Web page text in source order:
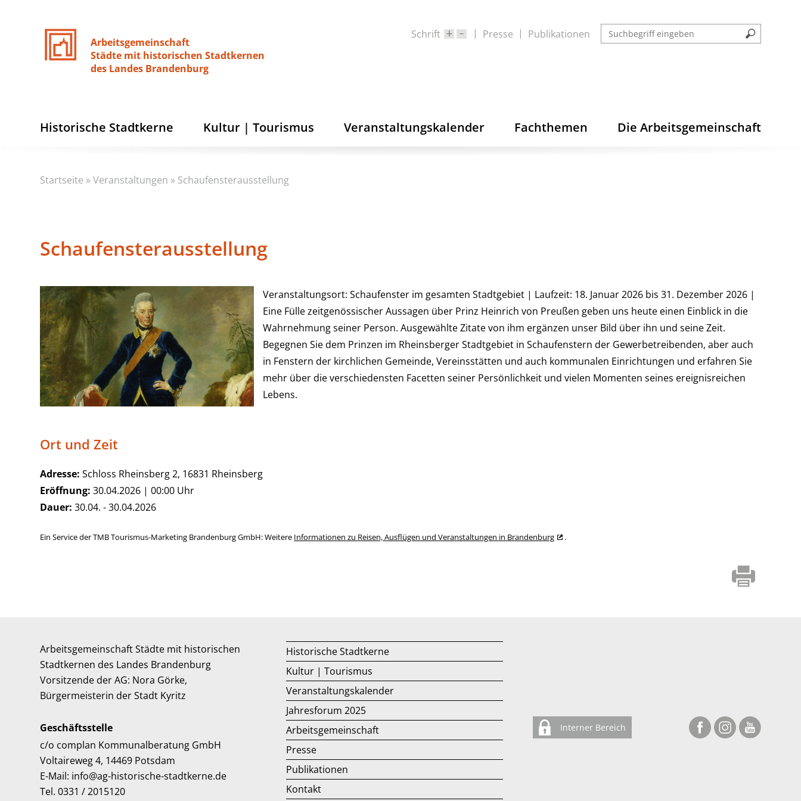
Arbeitsgemeinschaft
Städte mit historischen Stadtkernen
des Landes Brandenburg
Schrift Presse Publikationen
Historische Stadtkerne Kultur | Tourismus Veranstaltungskalender Fachthemen Die Arbeitsgemeinschaft
Startseite »Veranstaltungen » Schaufensterausstellung
Schaufensterausstellung
Veranstaltungsort: Schaufenster im gesamten Stadtgebiet | Laufzeit: 18. Januar 2026 bis 31. Dezember 2026 |
Eine Fülle zeitgenössischer Aussagen über Prinz Heinrich von Preußen geben uns heute einen Einblick in die
Wahrnehmung seiner Person. Ausgewählte Zitate von ihm ergänzen unser Bild über ihn und seine Zeit.
Begegnen Sie dem Prinzen im Rheinsberger Stadtgebiet in Schaufenstern der Gewerbetreibenden, aber auch
in Fenstern der kirchlichen Gemeinde, Vereinsstätten und auch kommunalen Einrichtungen und erfahren Sie
mehr über die verschiedensten Facetten seiner Persönlichkeit und vielen Momenten seines ereignisreichen
Lebens.
Ort und Zeit
Adresse: Schloss Rheinsberg 2, 16831 Rheinsberg
Eröffnung: 30.04.2026 | 00:00 Uhr
Dauer: 30.04. - 30.04.2026
Ein Service der TMB Tourismus-Marketing Brandenburg GmbH: Weitere Informationen zu Reisen, Ausflügen und Veranstaltungen in Brandenburg .
Arbeitsgemeinschaft Städte mit historischen
Stadtkernen des Landes Brandenburg
Vorsitzende der AG: Nora Görke,
Bürgermeisterin der Stadt Kyritz
Geschäftsstelle
c/o complan Kommunalberatung GmbH
Voltaireweg 4, 14469 Potsdam
E-Mail: info@ag-historische-stadtkerne.de
Tel. 0331 / 2015120
Historische Stadtkerne
Kultur | Tourismus
Veranstaltungskalender
Jahresforum 2025
Arbeitsgemeinschaft
Presse
Publikationen
Kontakt
Interner Bereich